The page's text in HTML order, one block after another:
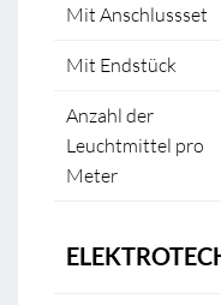
Mit Anschlussset
Mit Endstück
Anzahl der
Leuchtmittel pro
Meter